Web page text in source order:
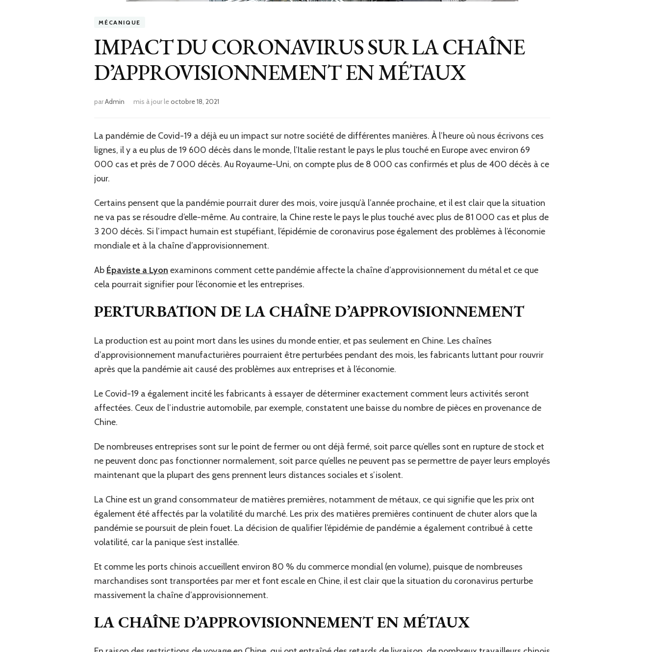
MÉCANIQUE
IMPACT DU CORONAVIRUS SUR LA CHAÎNE
D’APPROVISIONNEMENT EN MÉTAUX
parAdmin mis à jour leoctobre 18, 2021
La pandémie de Covid-19 a déjà eu un impact sur notre société de différentes manières. À l’heure où nous écrivons ces
lignes, il y a eu plus de 19 600 décès dans le monde, l’Italie restant le pays le plus touché en Europe avec environ 69
000 cas et près de 7 000 décès. Au Royaume-Uni, on compte plus de 8 000 cas confirmés et plus de 400 décès à ce
jour.
Certains pensent que la pandémie pourrait durer des mois, voire jusqu’à l’année prochaine, et il est clair que la situation
ne va pas se résoudre d’elle-même. Au contraire, la Chine reste le pays le plus touché avec plus de 81 000 cas et plus de
3 200 décès. Si l’impact humain est stupéfiant, l’épidémie de coronavirus pose également des problèmes à l’économie
mondiale et à la chaîne d’approvisionnement.
Ab Épaviste a Lyon examinons comment cette pandémie affecte la chaîne d’approvisionnement du métal et ce que
cela pourrait signifier pour l’économie et les entreprises.
PERTURBATION DE LA CHAÎNE D’APPROVISIONNEMENT
La production est au point mort dans les usines du monde entier, et pas seulement en Chine. Les chaînes
d’approvisionnement manufacturières pourraient être perturbées pendant des mois, les fabricants luttant pour rouvrir
après que la pandémie ait causé des problèmes aux entreprises et à l’économie.
Le Covid-19 a également incité les fabricants à essayer de déterminer exactement comment leurs activités seront
affectées. Ceux de l’industrie automobile, par exemple, constatent une baisse du nombre de pièces en provenance de
Chine.
De nombreuses entreprises sont sur le point de fermer ou ont déjà fermé, soit parce qu’elles sont en rupture de stock et
ne peuvent donc pas fonctionner normalement, soit parce qu’elles ne peuvent pas se permettre de payer leurs employés
maintenant que la plupart des gens prennent leurs distances sociales et s’isolent.
La Chine est un grand consommateur de matières premières, notamment de métaux, ce qui signifie que les prix ont
également été affectés par la volatilité du marché. Les prix des matières premières continuent de chuter alors que la
pandémie se poursuit de plein fouet. La décision de qualifier l’épidémie de pandémie a également contribué à cette
volatilité, car la panique s’est installée.
Et comme les ports chinois accueillent environ 80 % du commerce mondial (en volume), puisque de nombreuses
marchandises sont transportées par mer et font escale en Chine, il est clair que la situation du coronavirus perturbe
massivement la chaîne d’approvisionnement.
LA CHAÎNE D’APPROVISIONNEMENT EN MÉTAUX